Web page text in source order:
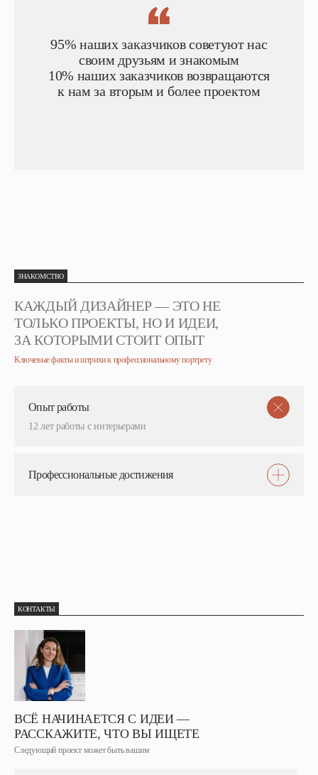
95% наших заказчиков советуют нас
своим друзьям и знакомым
10% наших заказчиков возвращаются
к нам за вторым и более проектом
ЗНАКОМСТВО
КАЖДЫЙ ДИЗАЙНЕР — ЭТО НЕ
ТОЛЬКО ПРОЕКТЫ, НО И ИДЕИ,
ЗА КОТОРЫМИ СТОИТ ОПЫТ
Ключевые факты и штрихи к профессиональному портрету
Опыт работы
12 лет работы с интерьерами
Профессиональные достижения
КОНТАКТЫ
ВСЁ НАЧИНАЕТСЯ С ИДЕИ —
РАССКАЖИТЕ, ЧТО ВЫ ИЩЕТЕ
Следующий проект может быть вашим